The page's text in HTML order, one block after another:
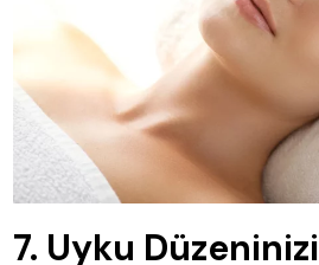
7. Uyku Düzeninizi